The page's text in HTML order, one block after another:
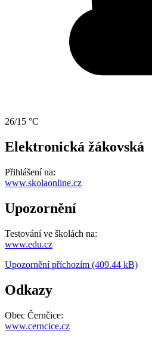
26/15 °C
Elektronická žákovská
Přihlášení na:
www.skolaonline.cz
Upozornění
Testování ve školách na:
www.edu.cz
Upozornění příchozím (409.44 kB)
Odkazy
Obec Černčice:
www.cerncice.cz